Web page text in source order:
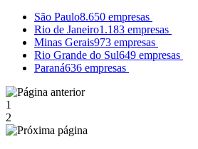
São Paulo8.650 empresas
Rio de Janeiro1.183 empresas
Minas Gerais973 empresas
Rio Grande do Sul649 empresas
Paraná636 empresas
1
2